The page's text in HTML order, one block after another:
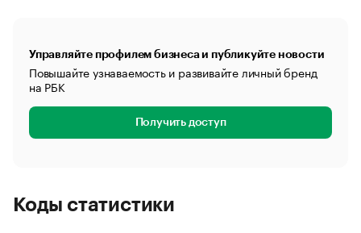
Управляйте профилем бизнеса и публикуйте новости
Повышайте узнаваемость и развивайте личный бренд
на РБК
Получить доступ
Коды статистики